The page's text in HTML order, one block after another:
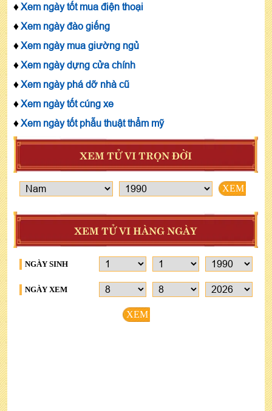
♦Xem ngày tốt mua điện thoại
♦Xem ngày đào giếng
♦Xem ngày mua giường ngủ
♦Xem ngày dựng cửa chính
♦Xem ngày phá dỡ nhà cũ
♦Xem ngày tốt cúng xe
♦Xem ngày tốt phẫu thuật thẩm mỹ
XEM TỬ VI TRỌN ĐỜI
XEM
XEM TỬ VI HÀNG NGÀY
NGÀY SINH
NGÀY XEM
XEM